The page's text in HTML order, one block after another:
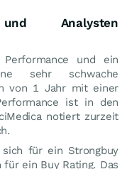
Analysten
und ein
sehr schwache
von 1 Jahr mit einer
ist in den
notiert zurzeit
für ein Strongbuy
ein Buy Rating. Das